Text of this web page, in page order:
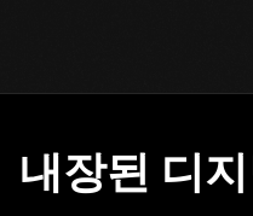
내장된 디